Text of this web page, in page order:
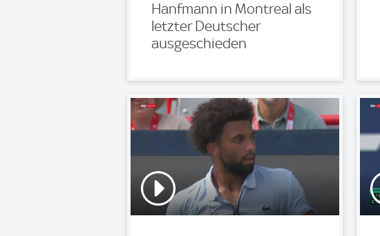
Hanfmann in Montreal als
letzter Deutscher
ausgeschieden